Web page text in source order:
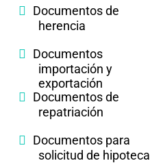
Documentos de
herencia
Documentos
importación y
exportación
Documentos de
repatriación
Documentos para
solicitud de hipoteca